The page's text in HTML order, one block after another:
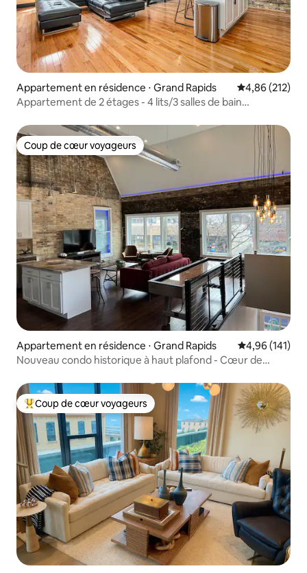
Appartement en résidence ⋅ Grand Rapids Évaluation
4,86 (212)
Appartement de 2 étages - 4 lits/3 salles de bain
Coup de cœur voyageurs
Coup de cœur voyageurs
Appartement en résidence ⋅ Grand Rapids Évaluation
4,96 (141)
Nouveau condo historique à haut plafond - Cœur de
Coups de cœur voyageurs les plus appréciés
Coup de cœur voyageurs